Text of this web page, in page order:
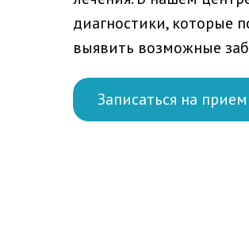
диагностики, которые
выявить возможные
Записаться на прием